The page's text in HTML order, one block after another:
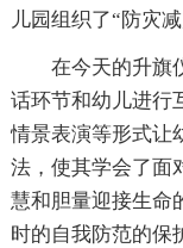
儿园组织了“防灾
在今天的升旗
话环节和幼儿进行
情景表演等形式让
法，使其学会了面
慧和胆量迎接生命
时的自我防范的保